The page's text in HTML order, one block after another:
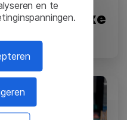
en te
complexe